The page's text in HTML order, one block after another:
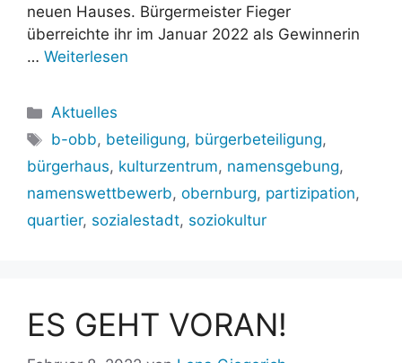
neuen Hauses. Bürgermeister Fieger
überreichte ihr im Januar 2022 als Gewinnerin
… Weiterlesen
Kategorien
Aktuelles
Schlagwörter
b-obb, beteiligung, bürgerbeteiligung,
bürgerhaus, kulturzentrum, namensgebung,
namenswettbewerb, obernburg, partizipation,
quartier, sozialestadt, soziokultur
ES GEHT VORAN!